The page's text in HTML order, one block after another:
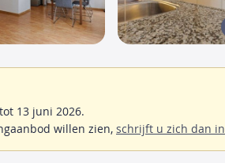
13 juni 2026.
willen zien, schrijft u zich dan in